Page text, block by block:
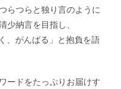
らつらと独り言のように
少納言を目指し、
、がんばる」と抱負を語
ードをたっぷりお届けす